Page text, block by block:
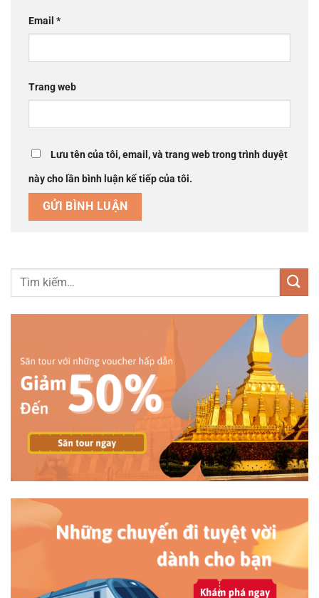
Email *
Trang web
Lưu tên của tôi, email, và trang web trong trình duyệt
này cho lần bình luận kế tiếp của tôi.